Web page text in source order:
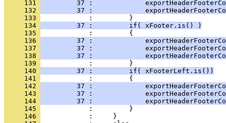
     131
37 :
     132
37 :
     133
     134
         37 :         if( xFooter.is() )
     135
     136
37 :
     137
37 :
     138
37 :
     139
     140
         37 :         if( xFooterLeft.is())
     141
     142
37 :
     143
37 :
     144
37 :
     145
     146